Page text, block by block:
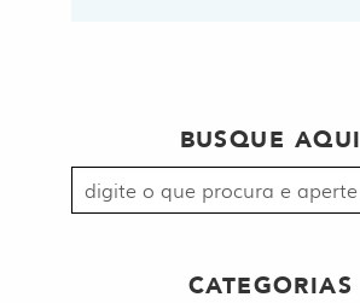
BUSQUE AQUI
Procurar
por:
CATEGORIAS